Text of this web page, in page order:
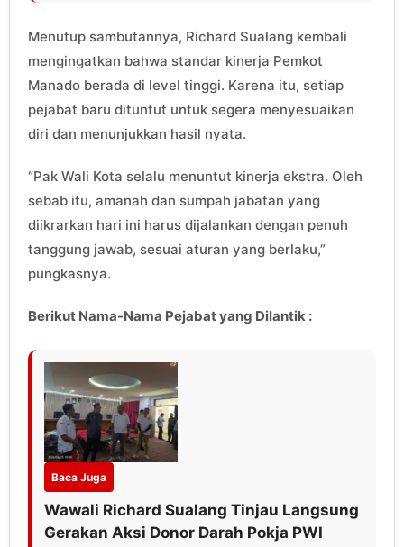
Menutup sambutannya, Richard Sualang kembali
mengingatkan bahwa standar kinerja Pemkot
Manado berada di level tinggi. Karena itu, setiap
pejabat baru dituntut untuk segera menyesuaikan
diri dan menunjukkan hasil nyata.
“Pak Wali Kota selalu menuntut kinerja ekstra. Oleh
sebab itu, amanah dan sumpah jabatan yang
diikrarkan hari ini harus dijalankan dengan penuh
tanggung jawab, sesuai aturan yang berlaku,”
pungkasnya.
Berikut Nama-Nama Pejabat yang Dilantik :
Baca Juga
Wawali Richard Sualang Tinjau Langsung
Gerakan Aksi Donor Darah Pokja PWI